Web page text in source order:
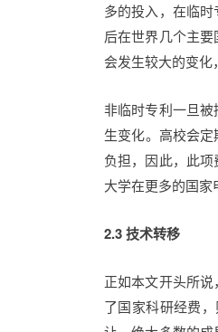
多的投入，在临
后在世界几个主
会发生较大的变
非临时专利一旦
生变化。高校会
负担，因此，此
大学在更多的国
2.3 技术转移
正如本文开头所
了国家科研经费